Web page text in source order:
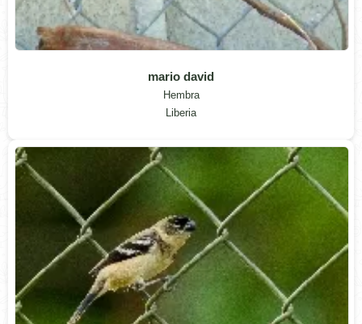
mario david
Hembra
Liberia